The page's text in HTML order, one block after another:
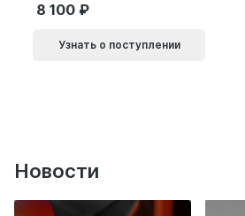
8 100
Узнать о поступлении
Новости